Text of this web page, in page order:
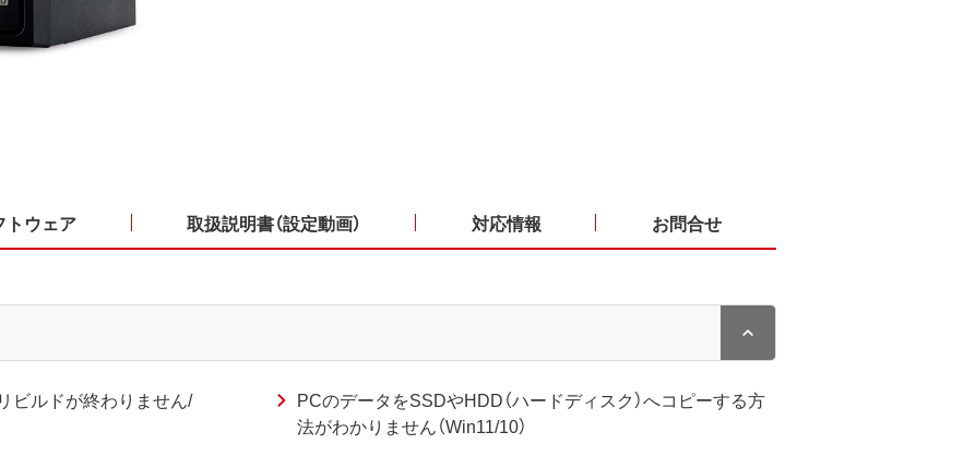
トウェア 取扱説明書（設定動画） 対応情報 お問合せ
ビルドが終わりません/
PCのデータをSSDやHDD（ハードディスク）へコピーする方
法がわかりません（Win11/10）